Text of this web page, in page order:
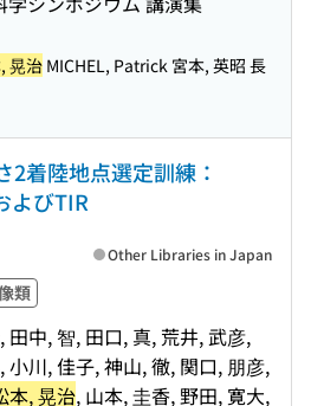
晃治MICHEL, Patrick 宮本, 英昭 長
2着陸地点選定訓練：
よびTIR
類
田中, 智, 田口, 真, 荒井, 武彦,
小川, 佳子, 神山, 徹, 関口, 朋彦,
本, 晃治, 山本, 圭香, 野田, 寛大,
Other Libraries in Japan